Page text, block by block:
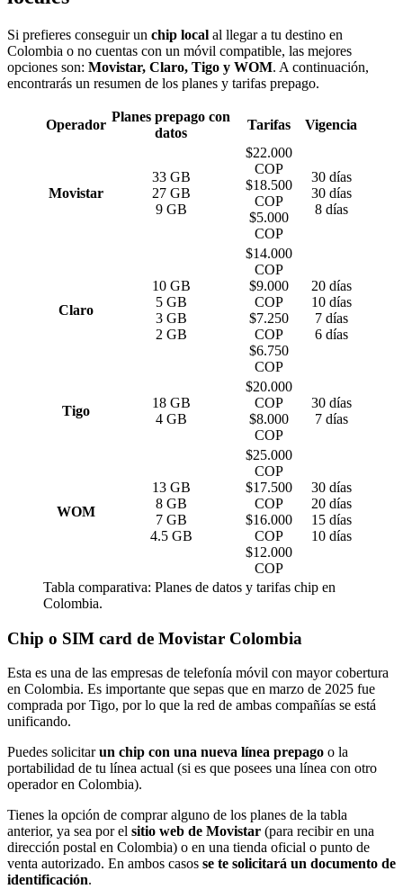
Si prefieres conseguir un chip local al llegar a tu destino en
Colombia o no cuentas con un móvil compatible, las mejores
opciones son: Movistar, Claro, Tigo y WOM. A continuación,
encontrarás un resumen de los planes y tarifas prepago.
Operador
Planes prepago con
datos
Tarifas Vigencia
Movistar
33 GB
27 GB
9 GB
$22.000
COP
$18.500
COP
$5.000
COP
30 días
30 días
8 días
Claro
10 GB
5 GB
3 GB
2 GB
$14.000
COP
$9.000
COP
$7.250
COP
$6.750
COP
20 días
10 días
7 días
6 días
Tigo
18 GB
4 GB
$20.000
COP
$8.000
COP
30 días
7 días
WOM
13 GB
8 GB
7 GB
4.5 GB
$25.000
COP
$17.500
COP
$16.000
COP
$12.000
COP
30 días
20 días
15 días
10 días
Tabla comparativa: Planes de datos y tarifas chip en
Colombia.
Chip o SIM card de Movistar Colombia
Esta es una de las empresas de telefonía móvil con mayor cobertura
en Colombia. Es importante que sepas que en marzo de 2025 fue
comprada por Tigo, por lo que la red de ambas compañías se está
unificando.
Puedes solicitarun chip con una nueva línea prepago o la
portabilidad de tu línea actual (si es que posees una línea con otro
operador en Colombia).
Tienes la opción de comprar alguno de los planes de la tabla
anterior, ya sea por el sitio web de Movistar (para recibir en una
dirección postal en Colombia) o en una tienda oficial o punto de
venta autorizado. En ambos casos se te solicitará un documento de
identificación.